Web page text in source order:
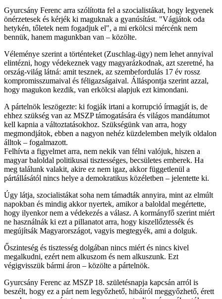
Gyurcsány Ferenc arra szólította fel a szocialistákat, hogy legyenek
önérzetesek és kérjék ki maguknak a gyanúsítást. "Vágjátok oda
hetykén, tőletek nem fogadjuk el", a mi erkölcsi mércénk nem
bennük, hanem magunkban van – közölte.
Véleménye szerint a történteket (Zuschlag-ügy) nem lehet annyival
elintézni, hogy védekeznek vagy magyarázkodnak, azt szeretné, ha
ország-világ látná: amit tesznek, az szembefordulás 17 év rossz
kompromisszumaival és féligazságaival. Álláspontja szerint azzal,
hogy magukon kezdik, van erkölcsi alapjuk ezt kimondani.
A pártelnök leszögezte: ki fogják irtani a korrupció írmagját is, de
ehhez szükség van az MSZP támogatására és világos mandátumot
kell kapnia a változtatásokhoz. Szükségünk van arra, hogy
megmondjátok, ebben a nagyon nehéz küzdelemben melyik oldalon
álltok – fogalmazott.
Felhívta a figyelmet arra, nem nekik van félni valójuk, hiszen a
magyar baloldal politikusai tisztességes, becsületes emberek. Ha
meg találunk valakit, akire ez nem igaz, akkor függetlenül a
pártállásától nincs helye a demokratikus közéletben – jelentette ki.
Úgy látja, szocialistákat soha nem támadták annyira, mint az elmúlt
napokban és mindig akkor nyertek, amikor a baloldal megértette,
hogy ilyenkor nem a védekezés a válasz. A kormányfő szerint miért
ne használnák ki ezt a pillanatot arra, hogy kiszellőztessék és
megújítsák Magyarországot, vagyis megtegyék, ami a dolguk.
Őszinteség és tisztesség dolgában nincs miért és nincs kivel
megalkudni, ezért nem alkuszom és nem alkuszunk. Ezt
végigvisszük bármi áron – közölte a pártelnök.
Gyurcsány Ferenc az MSZP 18. születésnapja kapcsán arról is
beszélt, hogy ez a párt nem legyőzhető, hibáiról meggyőzhető, érett